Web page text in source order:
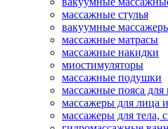
массажные стулья
вакуумные
массажные матрасы
массажные накидки
миостимуляторы
массажные подушки
массажные пояса для
массажеры для лица
массажеры для тела,